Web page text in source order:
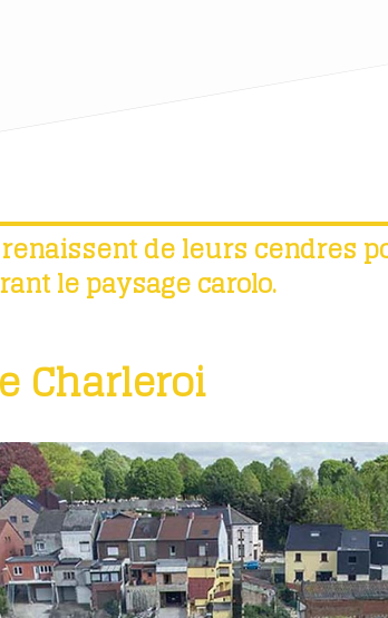
de leurs cendres
le paysage carolo.
Charleroi